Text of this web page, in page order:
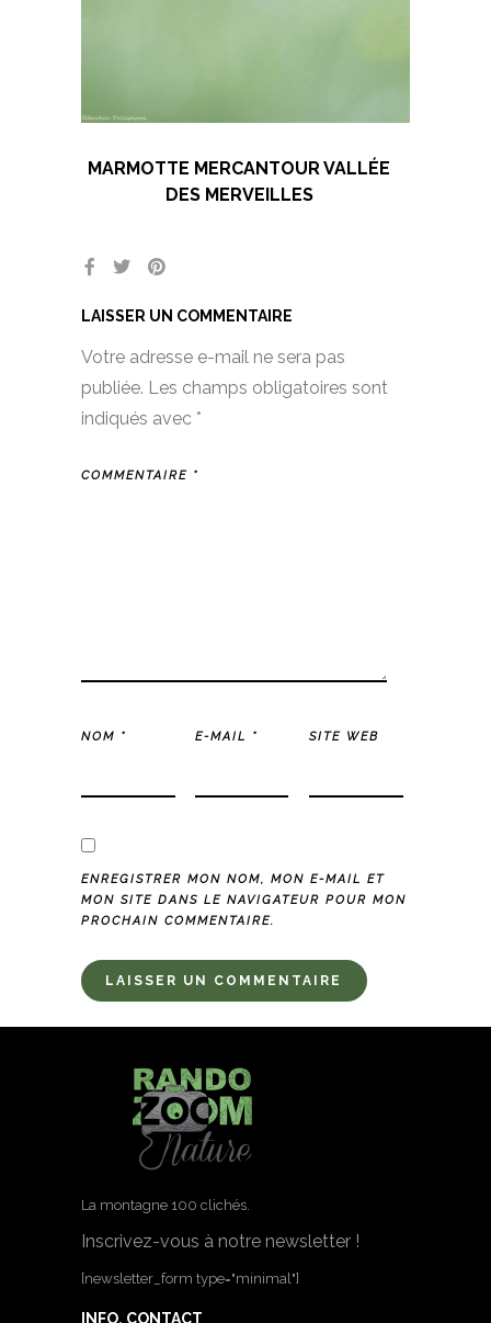
MARMOTTE MERCANTOUR VALLÉE
DES MERVEILLES
LAISSER UN COMMENTAIRE
Votre adresse e-mail ne sera pas
publiée. Les champs obligatoires sont
indiqués avec *
COMMENTAIRE *
NOM * E-MAIL * SITE WEB
ENREGISTRER MON NOM, MON E-MAIL ET
MON SITE DANS LE NAVIGATEUR POUR MON
PROCHAIN COMMENTAIRE.
La montagne 100 clichés.
Inscrivez-vous à notre newsletter !
[newsletter_form type="minimal"]
INFO. CONTACT